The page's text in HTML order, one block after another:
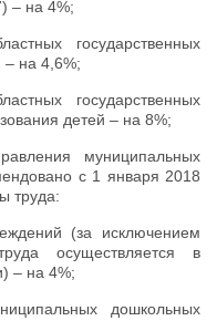
– на 4%;
государственных
– на 4,6%;
государственных
детей – на 8%;
муниципальных
с 1 января 2018
труда:
(за исключением
осуществляется в
– на 4%;
дошкольных